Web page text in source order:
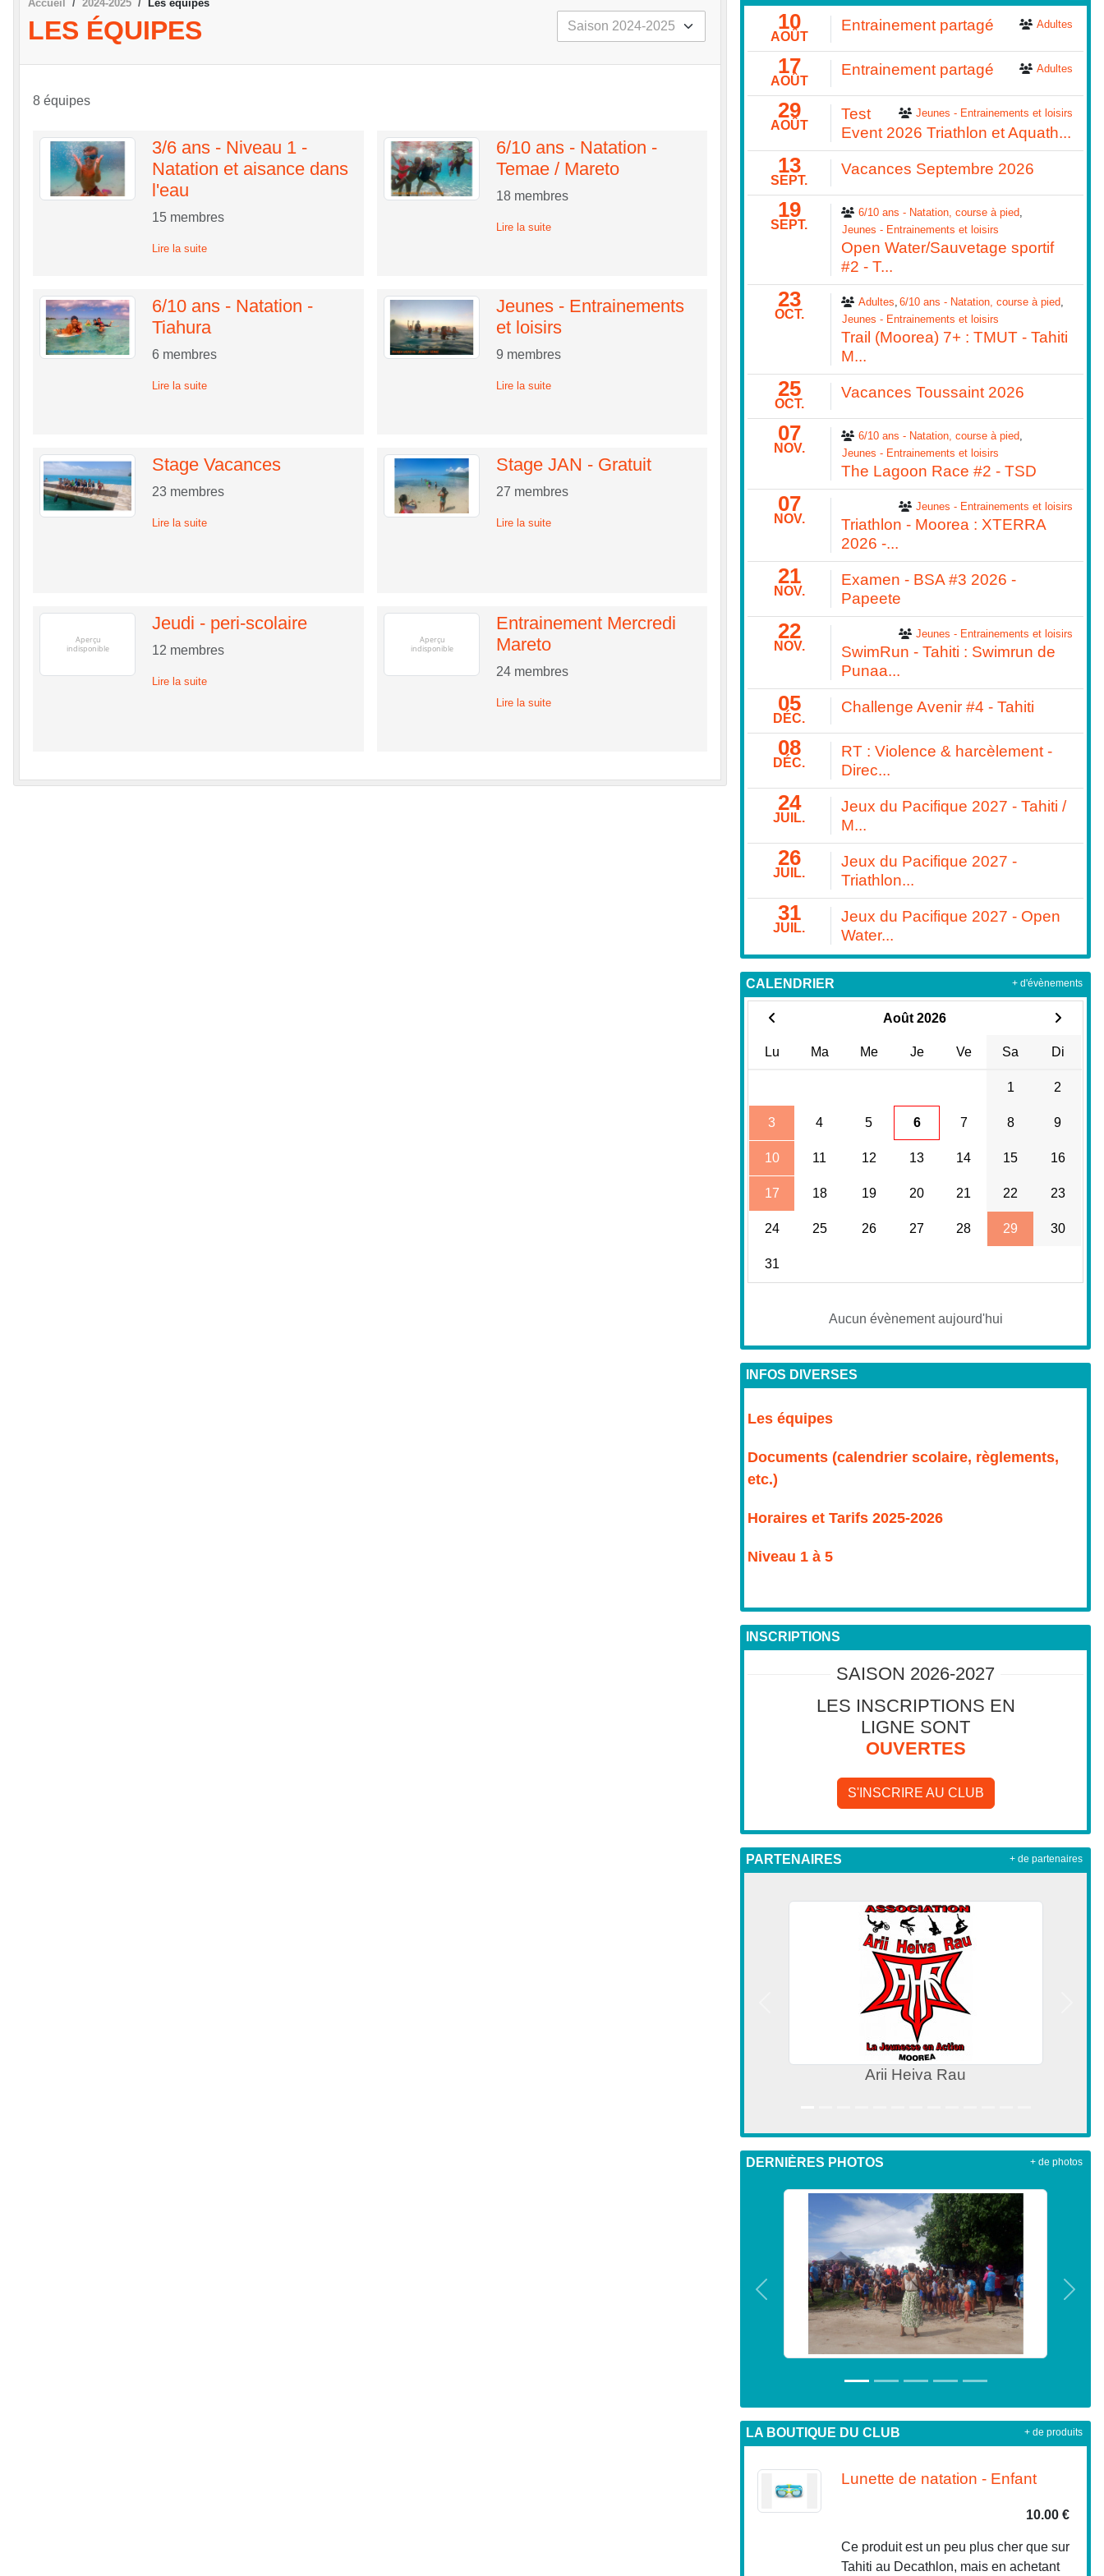
Accueil 2024-2025 Les équipes
LES ÉQUIPES
8 équipes
3/6 ans - Niveau 1 -
Natation et aisance dans
l'eau
15membres
Lire la suite
6/10 ans - Natation -
Temae / Mareto
18membres
Lire la suite
6/10 ans - Natation -
Tiahura
6membres
Lire la suite
Jeunes - Entrainements
et loisirs
9 membres
Lire la suite
Stage Vacances
23membres
Lire la suite
Stage JAN - Gratuit
27 membres
Lire la suite
Jeudi - peri-scolaire
12 membres
Lire la suite
Entrainement Mercredi
Mareto
24membres
Lire la suite
10
AOÛT
Adultes
Entrainement partagé
17
AOÛT
Adultes
Entrainement partagé
29
AOÛT
Jeunes - Entrainements et loisirs
Test
Event 2026 Triathlon et Aquath...
13
SEPT.
Vacances Septembre 2026
19
SEPT.
6/10 ans - Natation, course à pied
Jeunes - Entrainements et loisirs
Open Water/Sauvetage sportif
#2 - T...
23
OCT.
Adultes 6/10 ans - Natation, course à pied
Jeunes - Entrainements et loisirs
Trail (Moorea) 7+ : TMUT - Tahiti
M...
25
OCT.
Vacances Toussaint 2026
07
NOV.
6/10 ans - Natation, course à pied
Jeunes - Entrainements et loisirs
The Lagoon Race #2 - TSD
07
NOV.
Jeunes - Entrainements et loisirs
Triathlon - Moorea : XTERRA
2026 -...
21
NOV.
Examen - BSA #3 2026 -
Papeete
22
NOV.
Jeunes - Entrainements et loisirs
SwimRun - Tahiti : Swimrun de
Punaa...
05
DÉC.
Challenge Avenir #4 - Tahiti
08
DÉC.
RT : Violence & harcèlement -
Direc...
24
JUIL.
Jeux du Pacifique 2027 - Tahiti /
M...
26
JUIL.
Jeux du Pacifique 2027 -
Triathlon...
31
JUIL.
Jeux du Pacifique 2027 - Open
Water...
CALENDRIER
Août 2026
Lu Ma Me Je Ve Sa Di
1 2
3 4 5 6 7 8 9
10 11 12 13 14 15 16
17 18 19 20 21 22 23
24 25 26 27 28 29 30
31
Aucun évènement aujourd'hui
+ d'évènements
INFOS DIVERSES
Les équipes
Documents (calendrier scolaire, règlements,
etc.)
Horaires et Tarifs 2025-2026
Niveau 1 à 5
INSCRIPTIONS
SAISON 2026-2027
LES INSCRIPTIONS EN
LIGNE SONT
OUVERTES
S'INSCRIRE AU CLUB
PARTENAIRES
Aremiti - Tuatea Ferry - Vaeara'i - Terevau
+ de partenaires
DERNIÈRES PHOTOS
Précedent
+ de photos
LA BOUTIQUE DU CLUB
Lunette de natation - Enfant
10.00 €
Ce produit est un peu plus cher que sur
Tahiti au Decathlon, mais en achetant
+ de produits